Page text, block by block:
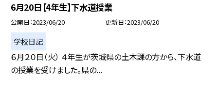
6月20日【4年生】下水道授業
公開日 2023/06/20 更新日 2023/06/20
学校日記
６月２０日（火） ４年生が茨城県の土木課の方から、下水道
の授業を受けました。県の...